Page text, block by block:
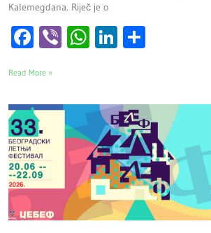
Kalemegdana. Riječ je o
Facebook
ViberWhatsApp
LinkedIn
Read More »